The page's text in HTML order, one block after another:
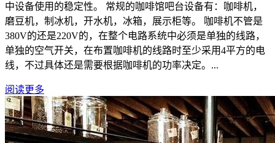
中设备使用的稳定性。 常规的咖啡馆吧台设备有：咖啡机，
磨豆机，制冰机，开水机，冰箱，展示柜等。 咖啡机不管是
380V的还是220V的，在整个电路系统中必须是单独的线路，
单独的空气开关，在布置咖啡机的线路时至少采用4平方的电
线，不过具体还是需要根据咖啡机的功率决定。...
阅读更多